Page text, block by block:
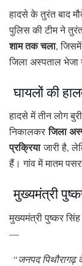
हादसे के तुरंत बाद
पुलिस की टीम ने
शाम तक चला,
जिला अस्पताल भेजा
घायलों की
हादसे में तीन लोग
निकालकरजिला
प्रक्रियाजारी है,
हैं। गांव में मातम
मुख्यमंत्री
मुख्यमंत्री पुष्कर
—
“जनपद पिथौरागढ़